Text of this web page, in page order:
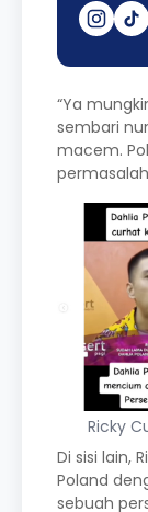
“Ya
sembari
macem.
Ricky
Di sisi lain,
Poland
sebuah